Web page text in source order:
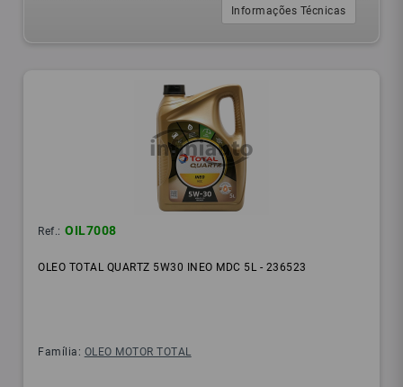
Informações Técnicas
Ref.: OIL7008
OLEO TOTAL QUARTZ 5W30 INEO MDC 5L - 236523
Família: OLEO MOTOR TOTAL